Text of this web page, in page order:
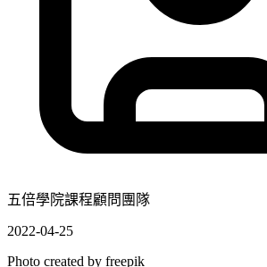
五倍學院課程顧問團隊
2022-04-25
Photo created by freepik